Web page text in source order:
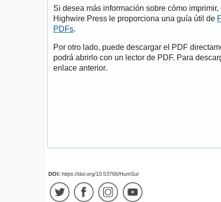
Si desea más información sobre cómo
Highwire Press le proporciona una guía útil de
PDFs.
Por otro lado, puede descargar el PDF
podrá abrirlo con un lector de PDF. Para
enlace anterior.
DOI: https://doi.org/10.53766/HumSur